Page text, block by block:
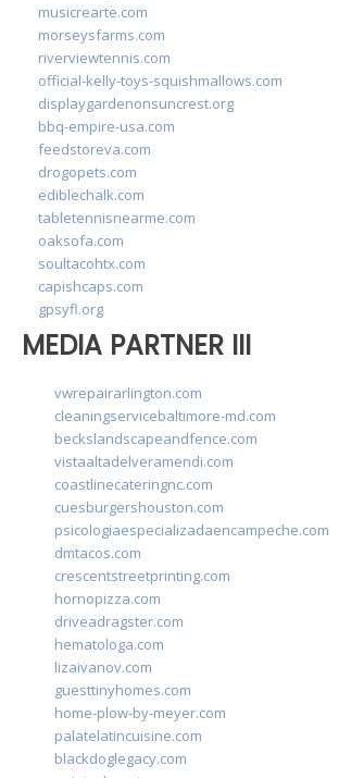
musicrearte.com
morseysfarms.com
riverviewtennis.com
official-kelly-toys-squishmallows.com
displaygardenonsuncrest.org
bbq-empire-usa.com
feedstoreva.com
drogopets.com
ediblechalk.com
tabletennisnearme.com
oaksofa.com
soultacohtx.com
capishcaps.com
gpsyfl.org
MEDIA PARTNER III
vwrepairarlington.com
cleaningservicebaltimore-md.com
beckslandscapeandfence.com
vistaaltadelveramendi.com
coastlinecateringnc.com
cuesburgershouston.com
psicologiaespecializadaencampeche.com
dmtacos.com
crescentstreetprinting.com
hornopizza.com
driveadragster.com
hematologa.com
lizaivanov.com
guesttinyhomes.com
home-plow-by-meyer.com
palatelatincuisine.com
blackdoglegacy.com